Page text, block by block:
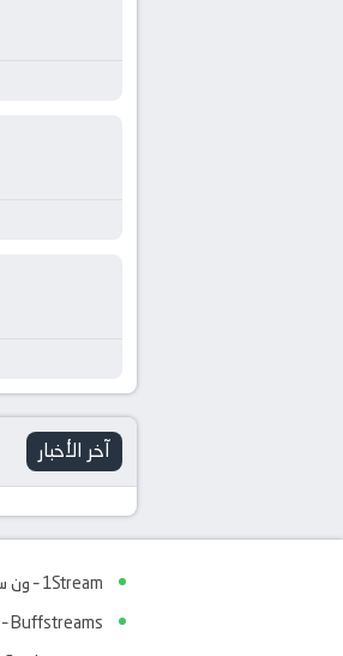
آخر الأخبار
1Stream – ون ستريم
Buffstreams – باف ستريمز